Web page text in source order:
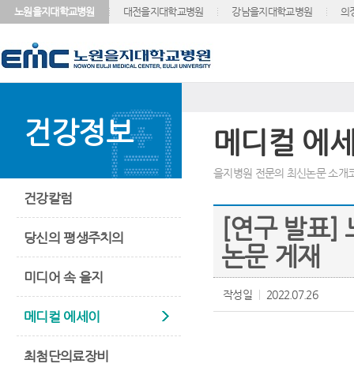
노원을지대학교병원 대전을지대학교병원 강남을지대학교병원 의
건강정보
건강칼럼
당신의 평생주치의
미디어 속 을지
메디컬 에세이
최첨단의료장비
메디컬 에
을지병원 전문의 최신논문 소개
[연구 발표]
논문 게재
작성일 2022.07.26